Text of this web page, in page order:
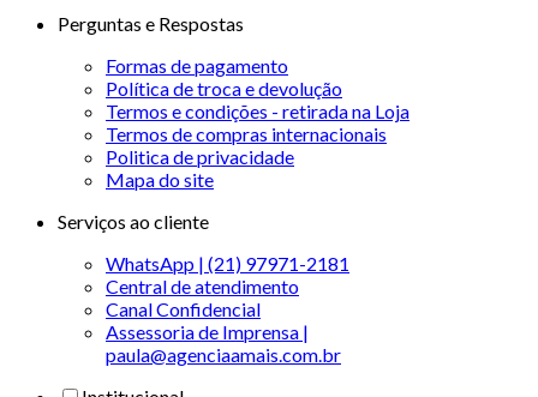
Perguntas e Respostas
Formas de pagamento
Política de troca e devolução
Termos e condições - retirada na Loja
Termos de compras internacionais
Politica de privacidade
Mapa do site
Serviços ao cliente
WhatsApp | (21) 97971-2181
Central de atendimento
Canal Confidencial
Assessoria de Imprensa |
paula@agenciaamais.com.br